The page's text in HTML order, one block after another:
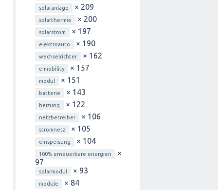
solaranlage × 209
solarthermie × 200
solarstrom × 197
elektroauto × 190
wechselrichter × 162
e-mobility × 157
modul × 151
batterie × 143
heizung × 122
netzbetreiber × 106
stromnetz × 105
einspeisung × 104
100% erneuerbare energien
×
97
solarmodul × 93
module × 84